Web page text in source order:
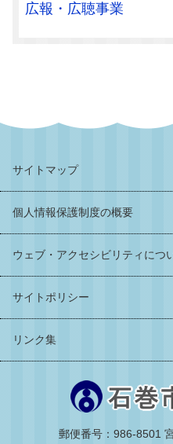
広報・広聴事業
サイトマップ
個人情報保護制度の概要
ウェブ・アクセシビリティにつ
サイトポリシー
リンク集
郵便番号：986-8501